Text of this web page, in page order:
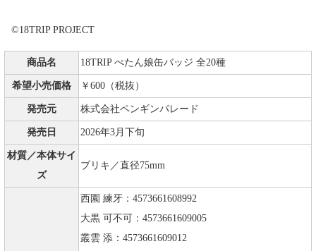
©18TRIP PROJECT
商品名 18TRIP ぺたん娘缶バッジ 全20種
希望小売価格 ￥600（税抜）
発売元 株式会社ペンギンパレード
発売日 2026年3月下旬
材質／本体サイ
ズ
ブリキ／直径75mm
西園 練牙：4573661608992
大黒 可不可：4573661609005
叢雲 添：4573661609012